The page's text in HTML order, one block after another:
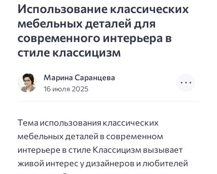
Использование классических
мебельных деталей для
современного интерьера в
стиле классицизм
Марина Саранцева
16 июля 2025
Тема использования классических
мебельных деталей в современном
интерьере в стиле Классицизм вызывает
живой интерес у дизайнеров и любителей